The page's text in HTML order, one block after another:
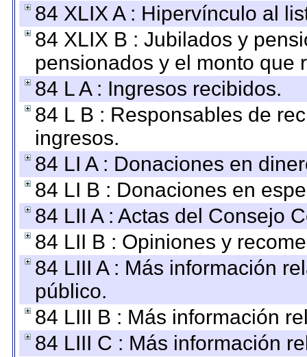
84 XLIX A : Hipervínculo al
84 XLIX B : Jubilados y
pensionados y el monto que
84 L A : Ingresos recibidos.
84 L B : Responsables de
ingresos.
84 LI A : Donaciones en
84 LI B : Donaciones en
84 LII A : Actas del Consejo
84 LII B : Opiniones y
84 LIII A : Más información
público.
84 LIII B : Más información
84 LIII C : Más información